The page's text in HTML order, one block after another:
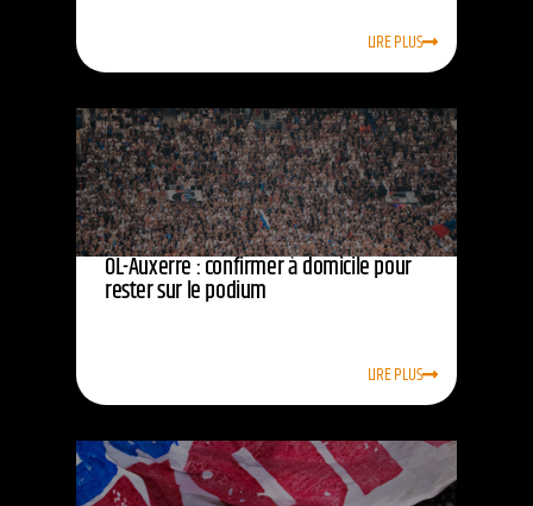
LIRE PLUS
OL-Auxerre : confirmer à domicile pour
rester sur le podium
LIRE PLUS